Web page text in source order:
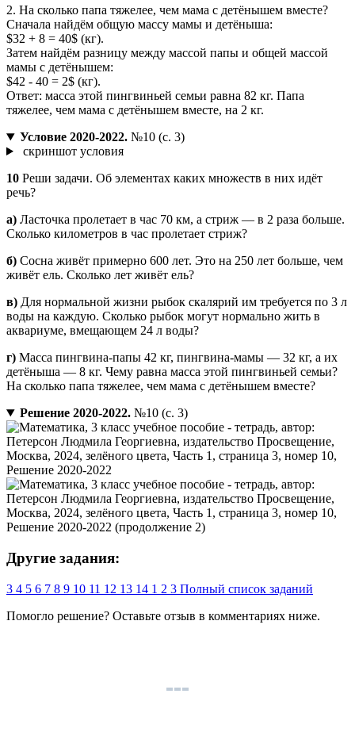
2. На сколько папа тяжелее, чем мама с детёнышем вместе?
Сначала найдём общую массу мамы и детёныша:
$32 + 8 = 40$ (кг).
Затем найдём разницу между массой папы и общей массой
мамы с детёнышем:
$42 - 40 = 2$ (кг).
Ответ: масса этой пингвиньей семьи равна 82 кг. Папа
тяжелее, чем мама с детёнышем вместе, на 2 кг.
Условие 2020-2022.№10 (с. 3)
скриншот условия
10 Реши задачи. Об элементах каких множеств в них идёт
речь?
a) Ласточка пролетает в час 70 км, а стриж — в 2 раза больше.
Сколько километров в час пролетает стриж?
б) Сосна живёт примерно 600 лет. Это на 250 лет больше, чем
живёт ель. Сколько лет живёт ель?
в) Для нормальной жизни рыбок скалярий им требуется по 3 л
воды на каждую. Сколько рыбок могут нормально жить в
аквариуме, вмещающем 24 л воды?
г) Масса пингвина-папы 42 кг, пингвина-мамы — 32 кг, а их
детёныша — 8 кг. Чему равна масса этой пингвиньей семьи?
На сколько папа тяжелее, чем мама с детёнышем вместе?
Решение 2020-2022.№10 (с. 3)
Другие задания:
3 4 5 6 7 8 9 10 11 12 13 14 1 2 3 Полный список заданий
Помогло решение? Оставьте отзыв в комментариях ниже.